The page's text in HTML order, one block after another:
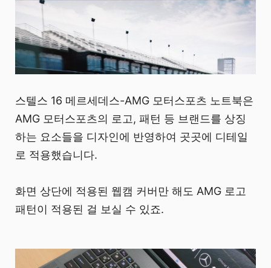
스텔스 16 메르세데스-AMG 모터스포츠 노트북은
AMG 모터스포츠의 로고, 패턴 등 브랜드를 상징
하는 요소들을 디자인에 반영하여 곳곳에 디테일
로 적용했습니다.
화면 상단에 적용된 웹캠 커버만 해도 AMG 로고
패턴이 적용된 걸 보실 수 있죠.